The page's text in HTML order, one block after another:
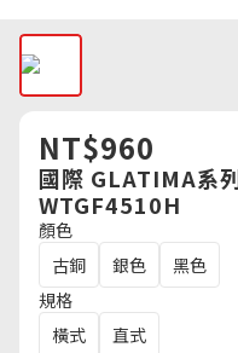
NT$960
國際 GLATIMA系
WTGF4510H
顏色
古銅
銀色
黑色
規格
橫式
直式